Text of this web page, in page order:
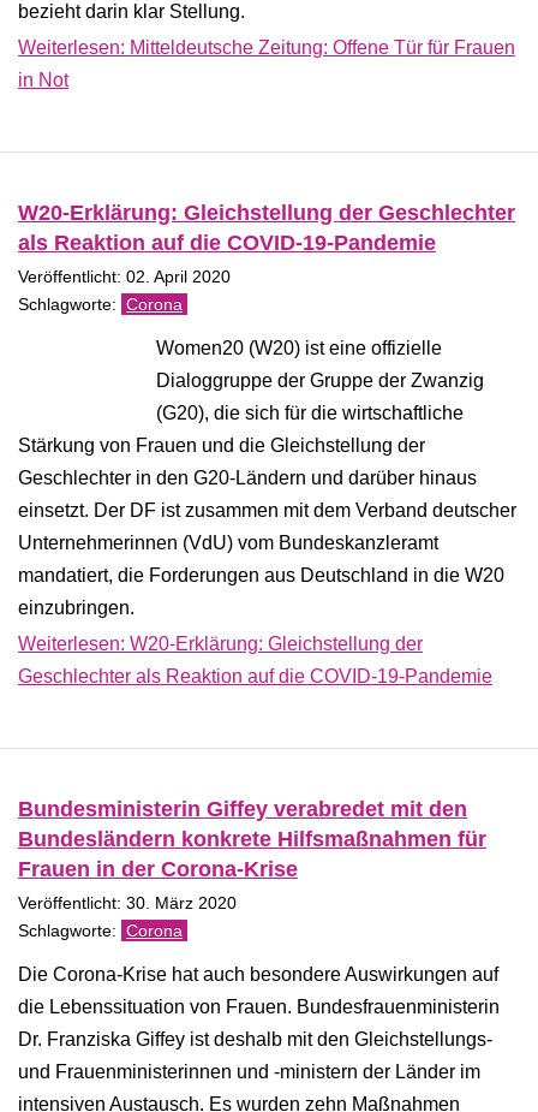
bezieht darin klar Stellung.
Weiterlesen: Mitteldeutsche Zeitung: Offene Tür für Frauen
in Not
W20-Erklärung: Gleichstellung der Geschlechter
als Reaktion auf die COVID-19-Pandemie
Veröffentlicht: 02. April 2020
Corona
Women20 (W20) ist eine offizielle
Dialoggruppe der Gruppe der Zwanzig
(G20), die sich für die wirtschaftliche
Stärkung von Frauen und die Gleichstellung der
Geschlechter in den G20-Ländern und darüber hinaus
einsetzt. Der DF ist zusammen mit dem Verband deutscher
Unternehmerinnen (VdU) vom Bundeskanzleramt
mandatiert, die Forderungen aus Deutschland in die W20
einzubringen.
Weiterlesen: W20-Erklärung: Gleichstellung der
Geschlechter als Reaktion auf die COVID-19-Pandemie
Bundesministerin Giffey verabredet mit den
Bundesländern konkrete Hilfsmaßnahmen für
Frauen in der Corona-Krise
Veröffentlicht: 30. März 2020
Corona
Die Corona-Krise hat auch besondere Auswirkungen auf
die Lebenssituation von Frauen. Bundesfrauenministerin
Dr. Franziska Giffey ist deshalb mit den Gleichstellungs-
und Frauenministerinnen und -ministern der Länder im
intensiven Austausch. Es wurden zehn Maßnahmen